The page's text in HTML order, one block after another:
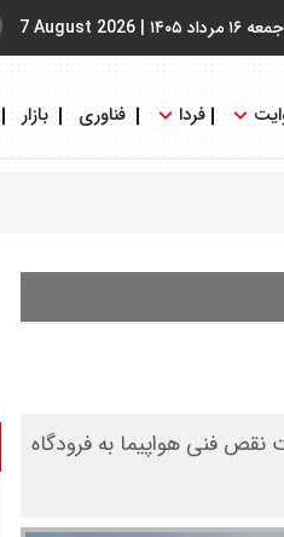
جمعه ۱۶ مرداد ۱۴۰۵ |
7 August 2026
فردا فناوری بازار
نقص فنی هواپیما به فرودگاه